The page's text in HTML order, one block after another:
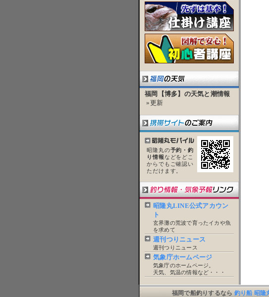
福岡【博多】の天気と潮情報
»更新
昭隆丸の予約・釣
り情報などをどこ
からでもご確認い
ただけます。
昭隆丸LINE公式アカウン
ト
玄界灘の荒波で育ったイカや魚
を求めて
週刊つりニュース
週刊つりニュース
気象庁ホームページ
気象庁のホームページ。
天気、気温の情報など・・・
福岡で船釣りするなら 釣り船 昭隆